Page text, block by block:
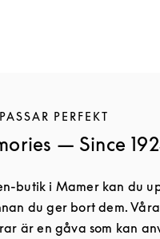
PERFEKT
— Since
butik i Mamer kan du
du ger bort dem.
är en gåva som kan